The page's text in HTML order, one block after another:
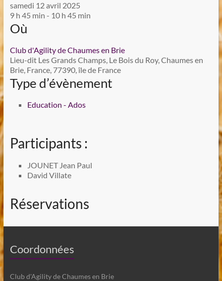
samedi 12 avril 2025
9 h 45 min - 10 h 45 min
Où
Club d'Agility de Chaumes en Brie
Lieu-dit Les Grands Champs, Le Bois du Roy, Chaumes en
Brie, France, 77390, île de France
Type d’évènement
Education - Ados
Participants :
JOUNET Jean Paul
David Villate
Réservations
Coordonnées
Club d'Agility de Chaumes en Brie